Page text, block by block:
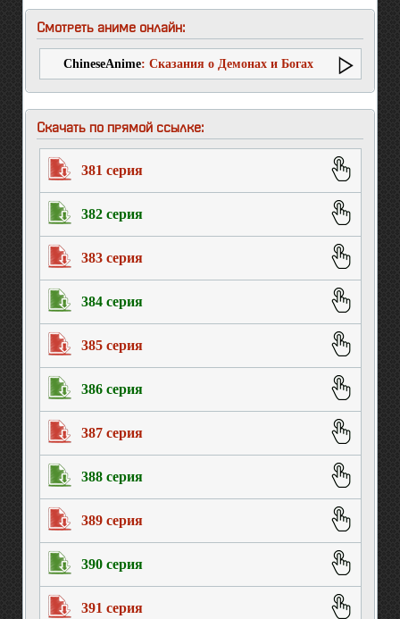
Смотреть аниме онлайн:
ChineseAnime: Сказания о Демонах и Богах
(девятый сезон)
Скачать по прямой ссылке:
381 серия
382 серия
383 серия
384 серия
385 серия
386 серия
387 серия
388 серия
389 серия
390 серия
391 серия